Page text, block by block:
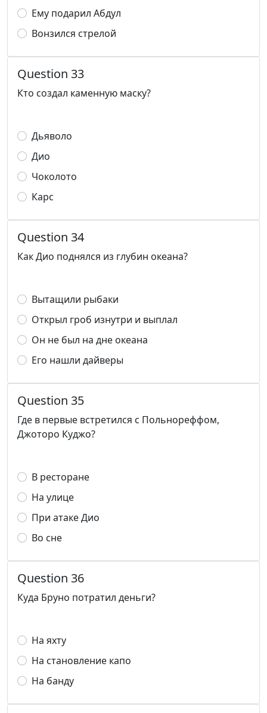
Ему подарил Абдул
Вонзился стрелой
Question 33
Кто создал каменную маску?
Дьяволо
Дио
Чоколото
Карс
Question 34
Как Дио поднялся из глубин океана?
Вытащили рыбаки
Открыл гроб изнутри и выплал
Он не был на дне океана
Его нашли дайверы
Question 35
Где в первые встретился с Польнореффом,
Джоторо Куджо?
В ресторане
На улице
При атаке Дио
Во сне
Question 36
Куда Бруно потратил деньги?
На яхту
На становление капо
На банду